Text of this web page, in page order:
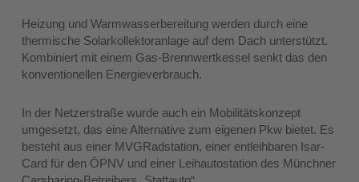
Heizung und Warmwasserbereitung werden durch eine
thermische Solarkollektoranlage auf dem Dach unterstützt.
Kombiniert mit einem Gas-Brennwertkessel senkt das den
konventionellen Energieverbrauch.
In der Netzerstraße wurde auch ein Mobilitätskonzept
umgesetzt, das eine Alternative zum eigenen Pkw bietet. Es
besteht aus einer MVGRadstation, einer entleihbaren Isar-
Card für den ÖPNV und einer Leihautostation des Münchner